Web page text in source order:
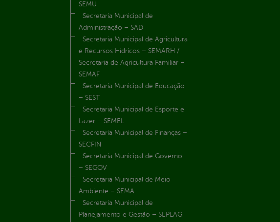
SEMU
Secretaria Municipal de
Administração – SAD
Secretaria Municipal de Agricultura
e Recursos Hídricos – SEMARH /
Secretaria de Agricultura Familiar –
SEMAF
Secretaria Municipal de Educação
– SEST
Secretaria Municipal de Esporte e
Lazer – SEMEL
Secretaria Municipal de Finanças –
SECFIN
Secretaria Municipal de Governo
– SEGOV
Secretaria Municipal de Meio
Ambiente – SEMA
Secretaria Municipal de
Planejamento e Gestão – SEPLAG